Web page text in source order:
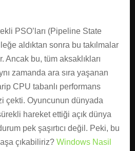
PSO’ları (Pipeline State
aldıktan sonra bu takılmalar
Ancak bu, tüm aksaklıkları
zamanda ara sıra yaşanan
CPU tabanlı performans
çekti. Oyuncunun dünyada
hareket ettiği açık dünya
pek şaşırtıcı değil. Peki, bu
çıkabiliriz? Windows Nasil